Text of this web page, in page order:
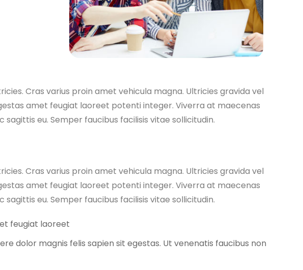
Cras varius proin amet vehicula magna. Ultricies gravida vel
amet feugiat laoreet potenti integer. Viverra at maecenas
eu. Semper faucibus facilisis vitae sollicitudin.
Cras varius proin amet vehicula magna. Ultricies gravida vel
amet feugiat laoreet potenti integer. Viverra at maecenas
eu. Semper faucibus facilisis vitae sollicitudin.
feugiat laoreet
dolor magnis felis sapien sit egestas. Ut venenatis faucibus non